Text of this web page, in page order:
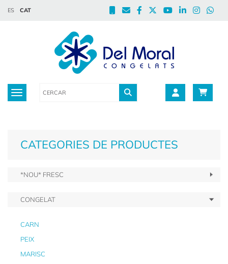
ES CAT
Toggle navigation
CATEGORIES DE PRODUCTES
*NOU* FRESC
CONGELAT
CARN
PEIX
MARISC